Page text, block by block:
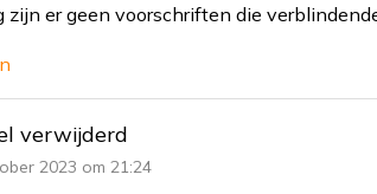
zijn er geen voorschriften die
verwijderd
2023 om 21:24